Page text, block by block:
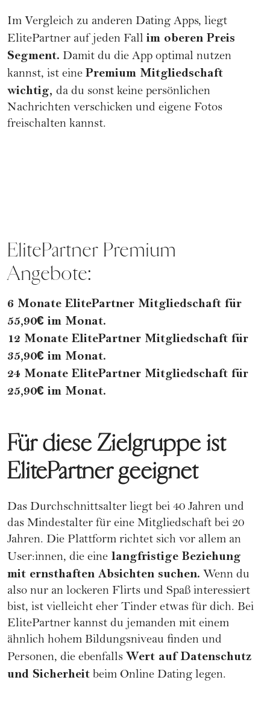
Im Vergleich zu anderen Dating Apps, liegt
ElitePartner auf jeden Fall im oberen Preis
Segment. Damit du die App optimal nutzen
kannst, ist eine Premium Mitgliedschaft
wichtig, da du sonst keine persönlichen
Nachrichten verschicken und eigene Fotos
freischalten kannst.
ElitePartner Premium
Angebote:
6 Monate ElitePartner Mitgliedschaft für
55,90€ im Monat.
12 Monate ElitePartner Mitgliedschaft für
35,90€ im Monat.
24 Monate ElitePartner Mitgliedschaft für
25,90€ im Monat.
Für diese Zielgruppe ist
ElitePartner geeignet
Das Durchschnittsalter liegt bei 40 Jahren und
das Mindestalter für eine Mitgliedschaft bei 20
Jahren. Die Plattform richtet sich vor allem an
User:innen, die eine langfristige Beziehung
mit ernsthaften Absichten suchen. Wenn du
also nur an lockeren Flirts und Spaß interessiert
bist, ist vielleicht eher Tinder etwas für dich. Bei
ElitePartner kannst du jemanden mit einem
ähnlich hohem Bildungsniveau finden und
Personen, die ebenfalls Wert auf Datenschutz
und Sicherheit beim Online Dating legen.